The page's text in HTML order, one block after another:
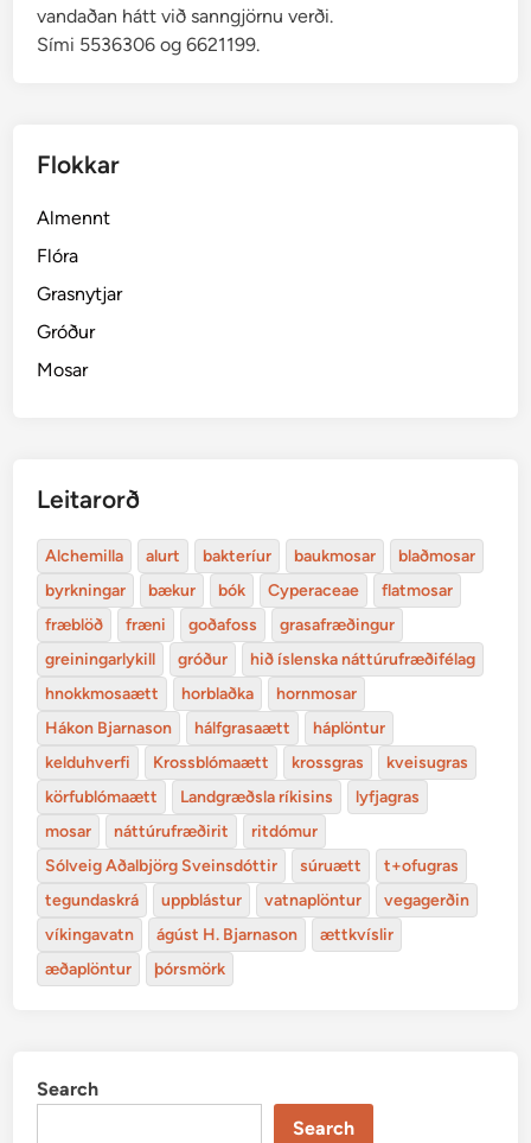
vandaðan hátt við sanngjörnu verði.
Sími 5536306 og 6621199.
Flokkar
Almennt
Flóra
Grasnytjar
Gróður
Mosar
Leitarorð
Alchemilla alurt bakteríur baukmosar
blaðmosar
byrkningar
bækur bók Cyperaceae
flatmosar
fræblöð
fræni goðafoss
grasafræðingur
greiningarlykill
gróður
hið íslenska náttúrufræðifélag
hnokkmosaætt
horblaðka
hornmosar
Hákon Bjarnason
hálfgrasaætt
háplöntur
kelduhverfi
Krossblómaætt krossgras
kveisugras
körfublómaætt
Landgræðsla ríkisins
lyfjagras
mosar
náttúrufræðirit
ritdómur
Sólveig Aðalbjörg Sveinsdóttir
súruætt
t+ofugras
tegundaskrá
uppblástur vatnaplöntur
vegagerðin
víkingavatn
ágúst H. Bjarnason
ættkvíslir
æðaplöntur
þórsmörk
Search
Search